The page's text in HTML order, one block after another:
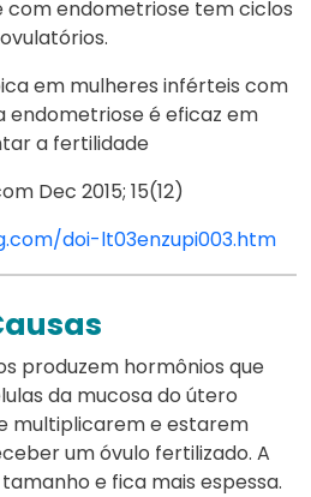
com endometriose tem ciclos
em mulheres inférteis com
é eficaz em
a fertilidade
Dec 2015; 15(12)
doi-lt03enzupi003.htm
produzem hormônios que
da mucosa do útero
multiplicarem e estarem
um óvulo fertilizado. A
e fica mais espessa.